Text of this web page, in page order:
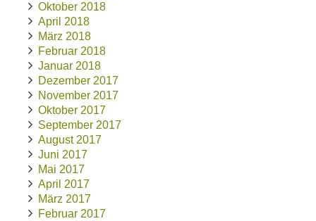
Oktober 2018
April 2018
März 2018
Februar 2018
Januar 2018
Dezember 2017
November 2017
Oktober 2017
September 2017
August 2017
Juni 2017
Mai 2017
April 2017
März 2017
Februar 2017